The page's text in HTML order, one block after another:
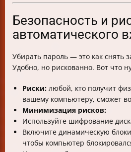
Безопасность и
автоматического
Убирать пароль — это как снять
Удобно, но рискованно. Вот что
Риски: любой, кто получит
вашему компьютеру, сможет
Минимизация рисков:
Используйте шифрование
Включите динамическую
чтобы компьютер